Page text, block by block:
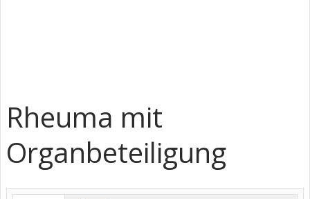
Rheuma mit
Organbeteiligung